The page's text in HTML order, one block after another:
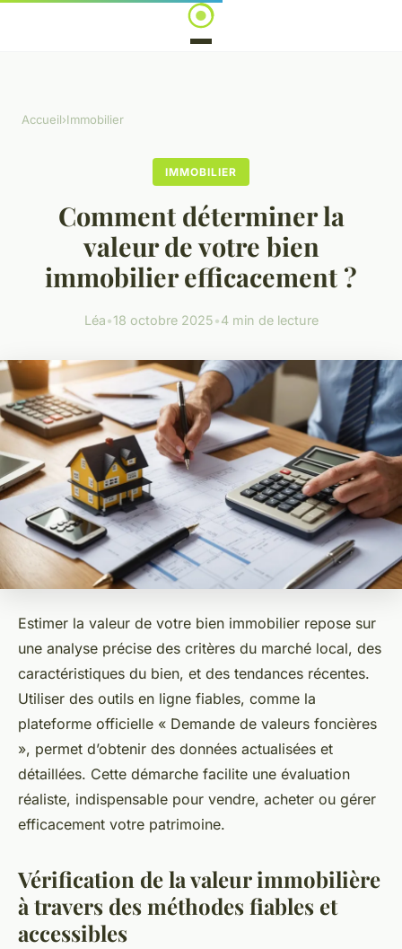
Accueil›Immobilier
IMMOBILIER
Comment déterminer la
valeur de votre bien
immobilier efficacement ?
Léa•18 octobre 2025•4 min de lecture
Estimer la valeur de votre bien immobilier repose sur
une analyse précise des critères du marché local, des
caractéristiques du bien, et des tendances récentes.
Utiliser des outils en ligne fiables, comme la
plateforme officielle « Demande de valeurs foncières
», permet d’obtenir des données actualisées et
détaillées. Cette démarche facilite une évaluation
réaliste, indispensable pour vendre, acheter ou gérer
efficacement votre patrimoine.
Vérification de la valeur immobilière
à travers des méthodes fiables et
accessibles